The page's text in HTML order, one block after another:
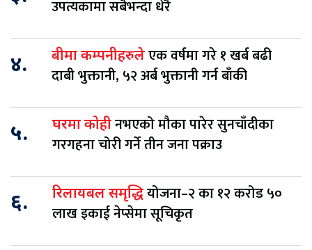
उपत्यकामा सबैभन्दा धेरै
४. बीमा कम्पनीहरुलेएक वर्षमा गरे १ खर्ब बढी
दाबी भुक्तानी, ५२ अर्ब भुक्तानी गर्न बाँकी
५. घरमा कोहीनभएको मौका पारेर सुनचाँदीका
गरगहना चोरी गर्ने तीन जना पक्राउ
६. रिलायबल समृद्धियोजना–२ का १२ करोड ५०
लाख इकाई नेप्सेमा सूचिकृत